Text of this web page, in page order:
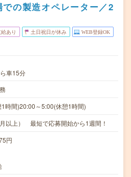
の製造オペレーター／2
あり 土日祝日が休み WEB登録OK
車15分
時間)20:00～5:00(休憩1時間)
以上） 最短で応募開始から1週間！
円